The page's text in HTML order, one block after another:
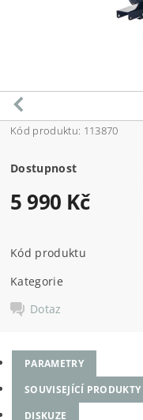
Kód produktu: 113870
Dostupnost
5 990 Kč
Kód produktu
Kategorie
Dotaz
PARAMETRY
SOUVISEJÍCÍ PRODUKTY
DISKUZE